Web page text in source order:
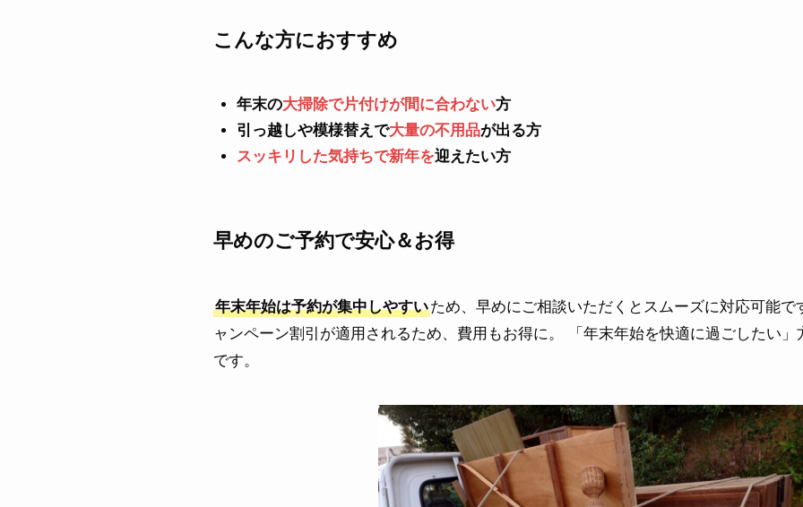
こんな方におすすめ
年末の大掃除で片付けが間に合わない方
引っ越しや模様替えで大量の不用品が出る方
スッキリした気持ちで新年を迎えたい方
早めのご予約で安心＆お得
年末年始は予約が集中しやすいため、早めにご相談いただくとスムーズに対応可能
ャンペーン割引が適用されるため、費用もお得に。 「年末年始を快適に過ごしたい
です。